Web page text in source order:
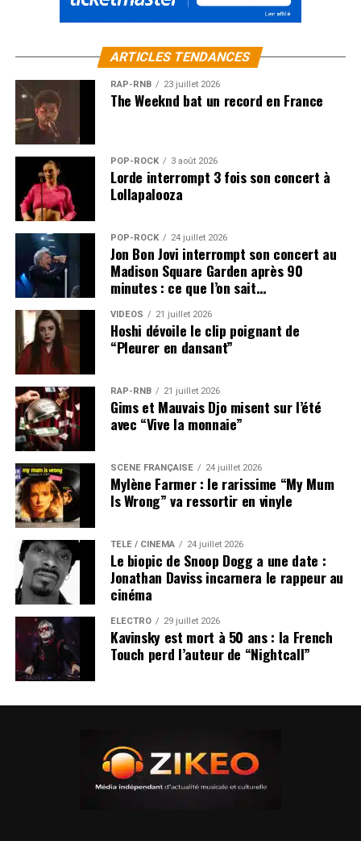
ARTICLES TENDANCES
RAP-RNB 23 juillet 2026
The Weeknd bat un record en France
POP-ROCK 3 août 2026
Lorde interrompt 3 fois son concert à
Lollapalooza
POP-ROCK 24 juillet 2026
Jon Bon Jovi interrompt son concert au
Madison Square Garden après 90
minutes : ce que l’on sait…
VIDEOS 21 juillet 2026
Hoshi dévoile le clip poignant de
“Pleurer en dansant”
RAP-RNB 21 juillet 2026
Gims et Mauvais Djo misent sur l’été
avec “Vive la monnaie”
SCÈNE FRANÇAISE 24 juillet 2026
Mylène Farmer : le rarissime “My Mum
Is Wrong” va ressortir en vinyle
TÉLÉ / CINÉMA 24 juillet 2026
Le biopic de Snoop Dogg a une date :
Jonathan Daviss incarnera le rappeur au
cinéma
ÉLECTRO 29 juillet 2026
Kavinsky est mort à 50 ans : la French
Touch perd l’auteur de “Nightcall”